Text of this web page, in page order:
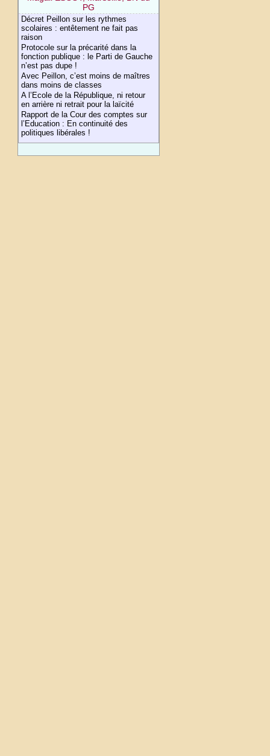
PG
Décret Peillon sur les rythmes
scolaires : entêtement ne fait pas
raison
Protocole sur la précarité dans la
fonction publique : le Parti de Gauche
n’est pas dupe !
Avec Peillon, c’est moins de maîtres
dans moins de classes
A l’Ecole de la République, ni retour
en arrière ni retrait pour la laïcité
Rapport de la Cour des comptes sur
l’Education : En continuité des
politiques libérales !